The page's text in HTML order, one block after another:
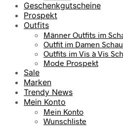
Geschenkgutscheine
Prospekt
Outfits
Männer Outfits im
Outfit im Damen
Outfits im Vis à Vis
Mode Prospekt
Sale
Marken
Trendy News
Mein Konto
Mein Konto
Wunschliste